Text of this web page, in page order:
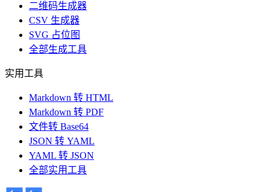
二维码生成器
CSV 生成器
SVG 占位图
全部生成工具
实用工具
Markdown 转 HTML
Markdown 转 PDF
文件转 Base64
JSON 转 YAML
YAML 转 JSON
全部实用工具